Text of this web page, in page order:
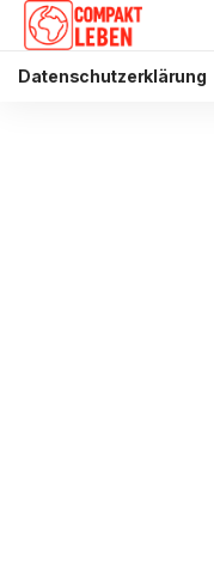
Datenschutzerklärung